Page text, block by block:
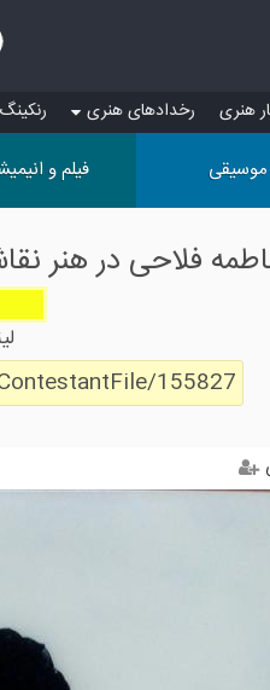
هنری رخدادهای هنری
موسیقی فیلم و
فلاحی در هنر
155827